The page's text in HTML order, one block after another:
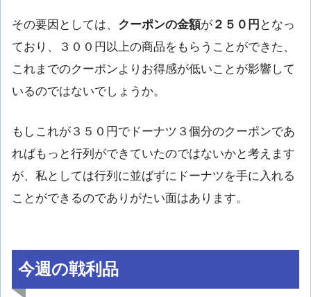
その要因としては、 クーポンの金額が ２５０円 となっ
ており、３００円以上の商品をもらうことができた、
これまでのクーポンよりお得感が低いことが影響して
いるのではないでしょうか。
もしこれが３５０円でドーナツ３個分のクーポンであ
ればもっと行列ができていたのではないかと考えます
が、私としては行列に並ばずにドーナツを手に入れる
ことができるのでありがたい面はあります。
今週の戦利品